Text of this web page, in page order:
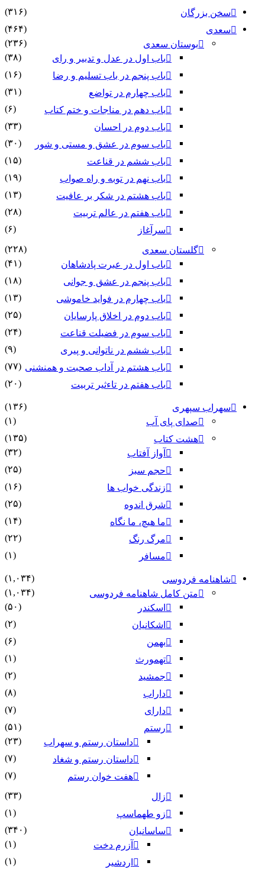
سخن بزرگان
(۳۱۶)
سعدی
(۴۶۴)
بوستان سعدی
(۲۳۶)
باب اول در عدل و تدبیر و رای
(۳۸)
باب پنجم در باب تسلیم و رضا
(۱۶)
باب چهارم در تواضع
(۳۱)
باب دهم در مناجات و ختم کتاب
(۶)
باب دوم در احسان
(۳۳)
باب سوم در عشق و مستی و شور
(۳۰)
باب ششم در قناعت
(۱۵)
باب نهم در توبه و راه صواب
(۱۹)
باب هشتم در شکر بر عافیت
(۱۳)
باب هفتم در عالم تربیت
(۲۸)
سرآغاز
(۶)
گلستان سعدی
(۲۲۸)
باب اول در عبرت پادشاهان
(۴۱)
باب پنجم در عشق و جوانى
(۱۸)
باب چهارم در فواید خاموشى
(۱۳)
باب دوم در اخلاق پارسایان
(۲۵)
باب سوم در فضیلت قناعت
(۲۴)
باب ششم در ناتوانى و پیرى
(۹)
باب هشتم در آداب صحبت و همنشنى (۷۷)
باب هفتم در تاءثیر تربیت
(۲۰)
سهراب سپهری
(۱۳۶)
صدای پای آب
(۱)
هشت کتاب
(۱۳۵)
آواز آفتاب
(۳۲)
حجم سبز
(۲۵)
زندگی خواب ها
(۱۶)
شرق اندوه
(۲۵)
ما هیچ، ما نگاه
(۱۴)
مرگ رنگ
(۲۲)
مسافر
(۱)
شاهنامه فردوسی
(۱,۰۳۴)
متن کامل شاهنامه فردوسی
(۱,۰۳۴)
اسکندر
(۵۰)
اشکانیان
(۲)
بهمن
(۶)
تهمورث
(۱)
جمشید
(۲)
داراب
(۸)
دارای
(۷)
رستم
(۵۱)
داستان رستم و سهراب
(۲۳)
داستان رستم و شغاد
(۷)
هفت خوان رستم‏
(۷)
زال
(۳۳)
زو طهماسپ‏
(۱)
ساسانیان
(۳۴۰)
آزرم دخت
(۱)
اردشیر
(۱)